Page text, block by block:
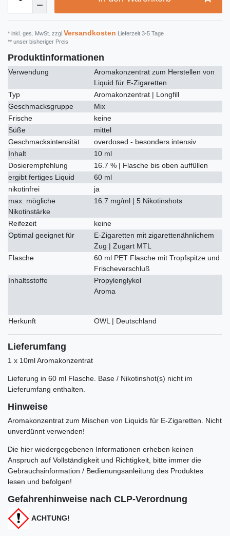
* inkl. ges. MwSt. zzgl. Versandkosten Lieferzeit 3-5 Tage
** unser bisheriger Preis
Produktinformationen
Verwendung
Aromakonzentrat zum Herstellen von
Liquid für E-Zigaretten
Typ
Aromakonzentrat | Longfill
Geschmacksgruppe
Mix
Frische
keine
Süße
mittel
Geschmacksintensität
overdosed - besonders intensiv
Inhalt
10 ml
Dosierempfehlung
16.7 % | Flasche bis oben auffüllen
ergibt fertiges Liquid
60 ml
nikotinfrei
ja
max. mögliche
Nikotinstärke
16.7 mg/ml | 5 Nikotinshots
Reifezeit
keine
Optimal geeignet für
E-Zigaretten mit zigarettenähnlichem
Zug | Zugart MTL
Flasche
60 ml PET Flasche mit Tropfspitze und
Frischeverschluß
Inhaltsstoffe
Propylenglykol
Aroma
Herkunft OWL | Deutschland
Lieferumfang
1 x 10ml Aromakonzentrat
Lieferung in 60 ml Flasche. Base / Nikotinshot(s) nicht im
Lieferumfang enthalten.
Hinweise
Aromakonzentrat zum Mischen von Liquids für E-Zigaretten. Nicht
unverdünnt verwenden!
Die hier wiedergegebenen Informationen erheben keinen
Anspruch auf Vollständigkeit und Richtigkeit, bitte immer die
Gebrauchsinformation / Bedienungsanleitung des Produktes
lesen und befolgen!
Gefahrenhinweise nach CLP-Verordnung
ACHTUNG!